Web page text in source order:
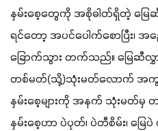
နှမ်းစေ့တွေကို အစိုဓါတ်ရှိတဲ့ မြ
ရင်တော့ အပင်ပေါက်စောပြီး၊
ခြောက်သွား တက်သည်။ မြေဆီ
တစ်မတ်(သို့)သုံးမတ်လောက် အကွာ
နှမ်းစေ့များကို အနက် သုံးမတ်
နှမ်းစေ့ဟာ ပဲပုတ်၊ ပဲတီစိမ်း၊ မ